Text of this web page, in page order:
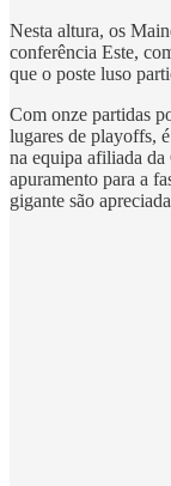
Nesta altura, os
conferência Este,
que o poste luso
Com onze partidas
lugares de playoffs,
na equipa afiliada da
apuramento para a
gigante são